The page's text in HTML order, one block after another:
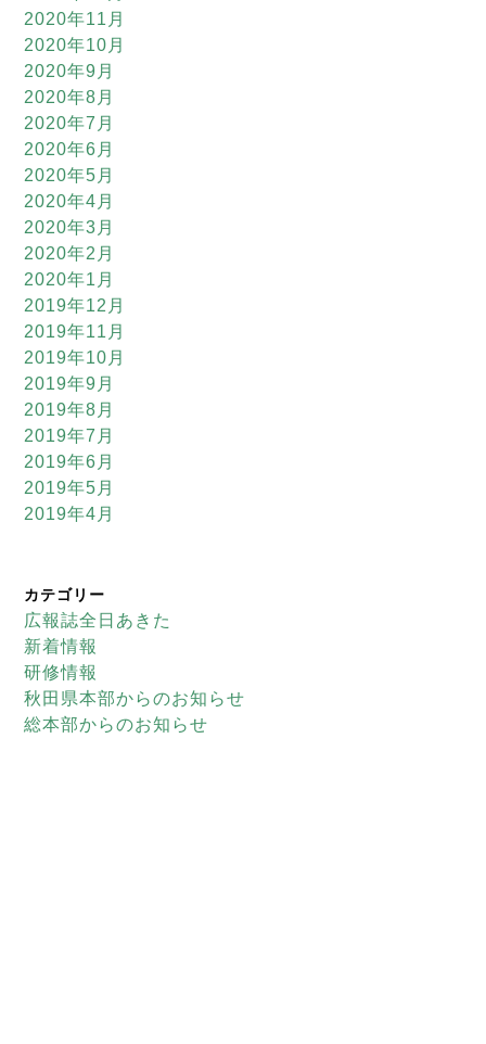
2020年11月
2020年10月
2020年9月
2020年8月
2020年7月
2020年6月
2020年5月
2020年4月
2020年3月
2020年2月
2020年1月
2019年12月
2019年11月
2019年10月
2019年9月
2019年8月
2019年7月
2019年6月
2019年5月
2019年4月
カテゴリー
広報誌全日あきた
新着情報
研修情報
秋田県本部からのお知らせ
総本部からのお知らせ